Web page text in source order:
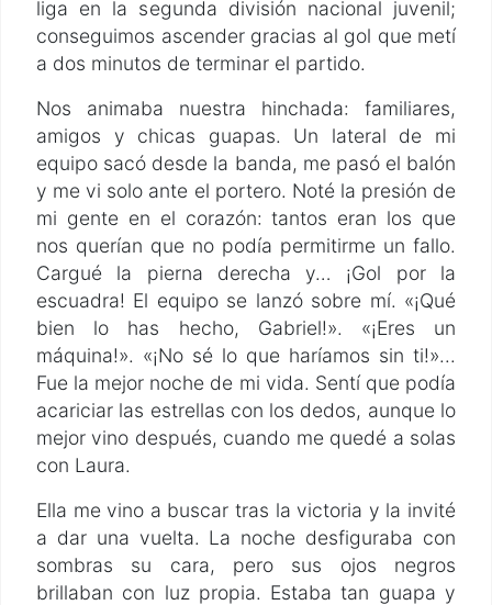
liga en la segunda división nacional juvenil;
conseguimos ascender gracias al gol que metí
a dos minutos de terminar el partido.
Nos animaba nuestra hinchada: familiares,
amigos y chicas guapas. Un lateral de mi
equipo sacó desde la banda, me pasó el balón
y me vi solo ante el portero. Noté la presión de
mi gente en el corazón: tantos eran los que
nos querían que no podía permitirme un fallo.
Cargué la pierna derecha y… ¡Gol por la
escuadra! El equipo se lanzó sobre mí. «¡Qué
bien lo has hecho, Gabriel!». «¡Eres un
máquina!». «¡No sé lo que haríamos sin ti!»...
Fue la mejor noche de mi vida. Sentí que podía
acariciar las estrellas con los dedos, aunque lo
mejor vino después, cuando me quedé a solas
con Laura.
Ella me vino a buscar tras la victoria y la invité
a dar una vuelta. La noche desfiguraba con
sombras su cara, pero sus ojos negros
brillaban con luz propia. Estaba tan guapa y